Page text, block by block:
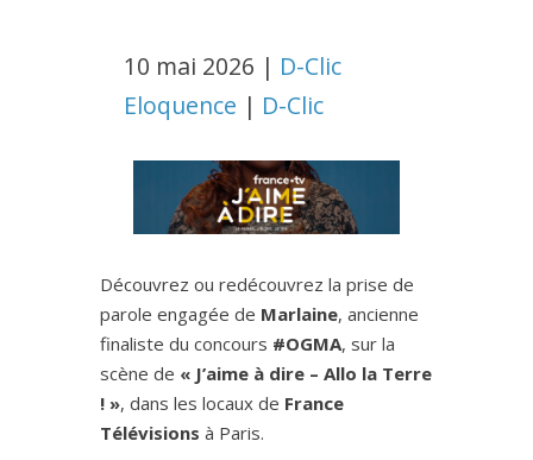
10 mai 2026 | D-Clic
Eloquence | D-Clic
Découvrez ou redécouvrez la prise de
parole engagée de Marlaine, ancienne
finaliste du concours #OGMA, sur la
scène de « J’aime à dire – Allo la Terre
! », dans les locaux de France
Télévisions à Paris.